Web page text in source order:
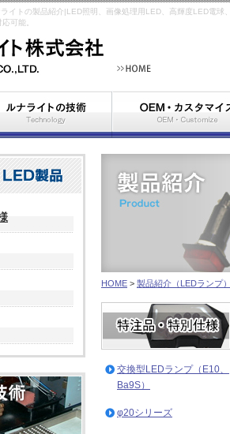
イトの製品紹介|LED照明、画像処理用LED、高輝度LED電
可能。
HOME > 製品紹介（LEDランプ
交換型LEDランプ（E10、
Ba9S）
φ20シリーズ